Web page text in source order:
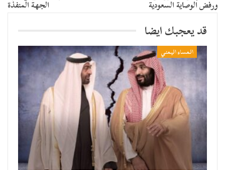
ورفض الوصاية السعودية الجهة المنفذة
قد يعجبك ايضا
المساء اليمني